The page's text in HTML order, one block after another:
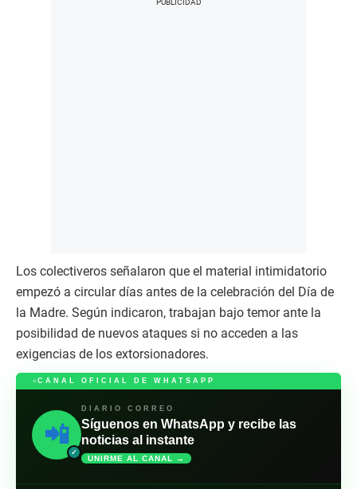
Los colectiveros señalaron que el material intimidatorio
empezó a circular días antes de la celebración del Día de
la Madre. Según indicaron, trabajan bajo temor ante la
posibilidad de nuevos ataques si no acceden a las
exigencias de los extorsionadores.
CANAL OFICIAL DE WHATSAPP
📲
✓
DIARIO CORREO
Síguenos en WhatsApp y recibe las
noticias al instante
UNIRME AL CANAL →